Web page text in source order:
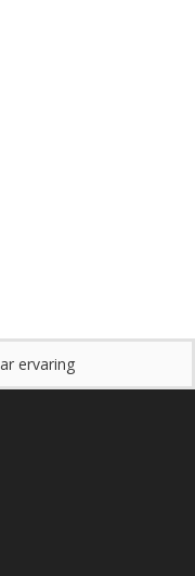
ervaring